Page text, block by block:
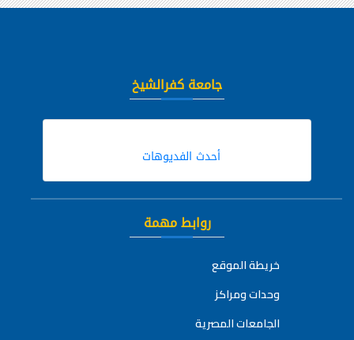
جامعة كفرالشيخ
أحدث الفديوهات
روابط مهمة
خريطة الموقع
وحدات ومراكز
الجامعات المصرية